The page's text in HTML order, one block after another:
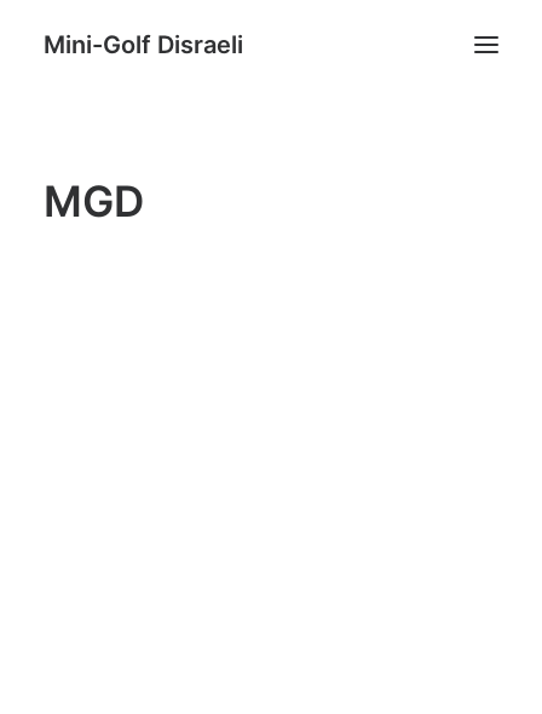
Mini-Golf Disraeli
Nos Tarifs
MGD